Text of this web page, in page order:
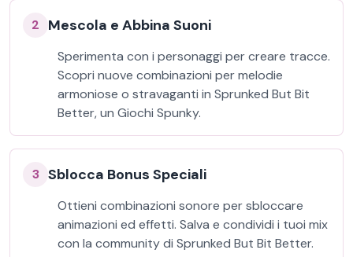
2 Mescola e Abbina Suoni
Sperimenta con i personaggi per creare tracce.
Scopri nuove combinazioni per melodie
armoniose o stravaganti in Sprunked But Bit
Better, un Giochi Spunky.
3 Sblocca Bonus Speciali
Ottieni combinazioni sonore per sbloccare
animazioni ed effetti. Salva e condividi i tuoi mix
con la community di Sprunked But Bit Better.